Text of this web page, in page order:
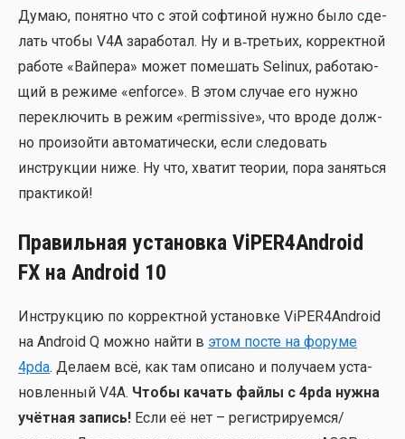
Думаю, понят­но что с этой соф­ти­ной нуж­но было сде­
лать что­бы V4A зара­бо­тал. Ну и в‑третьих, кор­рект­ной
рабо­те «Вай­пе­ра» может поме­шать Selinux, рабо­та­ю­
щий в режи­ме «enforce». В этом слу­чае его нуж­но
пере­клю­чить в режим «permissive», что вро­де долж­
но про­изой­ти авто­ма­ти­че­ски, если сле­до­вать
инструк­ции ниже. Ну что, хва­тит тео­рии, пора занять­ся
прак­ти­кой!
Правильная установка ViPER4Android
FX на Android 10
Инструк­цию по кор­рект­ной уста­нов­ке ViPER4Android
на Android Q мож­но най­ти в этом посте на фору­ме
4pda. Дела­ем всё, как там опи­са­но и полу­ча­ем уста­
нов­лен­ный V4A. Что­бы качать фай­лы с 4pda нуж­на
учёт­ная запись! Если её нет – регистрируемся/